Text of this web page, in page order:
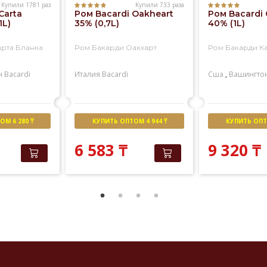
Купили 1781 раз
Бланка
Bacardi
6 280 ₸
Купили 733 раза
Ром Bacardi Oakheart
35% (0,7L)
Ром Бакарди Оакхарт
Италия Bacardi
КУПИТЬ ОПТОМ 4 944 ₸
6 583 ₸
Ром Bacardi
40% (1L)
Ром Бакарди
Сша ,
КУПИТЬ
9 320 ₸